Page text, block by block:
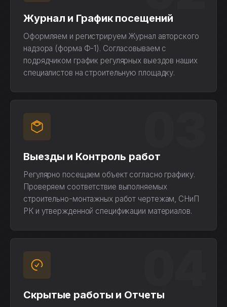
Журнал и График посещений
Оформляем и регистрируем Журнал авторского
надзора (форма Ф-1). Согласовываем с
подрядчиком график регулярных выездов наших
специалистов на строительную площадку.
Выезды и Контроль работ
Регулярно посещаем объект согласно графику.
Проверяем соответствие выполняемых
строительно-монтажных работ чертежам, СНиП
РК и утвержденной спецификации материалов.
Скрытые работы и Отчеты